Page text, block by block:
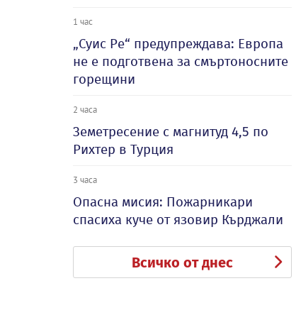
1 час
„Суис Ре“ предупреждава: Европа
не е подготвена за смъртоносните
горещини
2 часа
Земетресение с магнитуд 4,5 по
Рихтер в Турция
3 часа
Опасна мисия: Пожарникари
спасиха куче от язовир Кърджали
Всичко от днес